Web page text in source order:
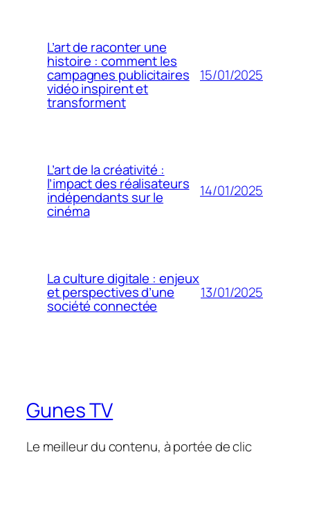
L’art de raconter une
histoire : comment les
campagnes publicitaires
vidéo inspirent et
transforment
15/01/2025
L’art de la créativité :
l’impact des réalisateurs
indépendants sur le
cinéma
14/01/2025
La culture digitale : enjeux
et perspectives d’une
société connectée
13/01/2025
Gunes TV
Le meilleur du contenu, à portée de clic